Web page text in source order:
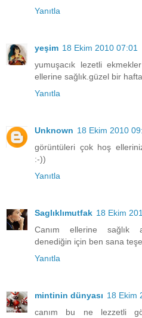
Yanıtla
yeşim 18 Ekim 2010 07:01
yumuşacık lezetli
ellerine sağlık.güzel bir
Yanıtla
Unknown 18 Ekim 2010
görüntüleri çok hoş
:-))
Yanıtla
Saglıklımutfak 18 Ekim
Canım ellerine sağlık
denediğin için ben sana
Yanıtla
mintinin dünyası 18 Ekim
canım bu ne lezzetli